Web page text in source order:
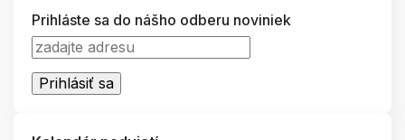
Prihláste sa do nášho odberu noviniek